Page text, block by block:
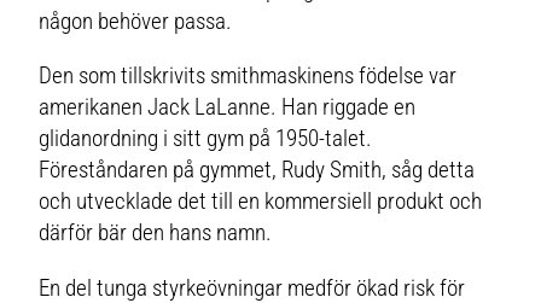
någon behöver passa.
Den som tillskrivits smithmaskinens födelse var
amerikanen Jack LaLanne. Han riggade en
glidanordning i sitt gym på 1950-talet.
Föreståndaren på gymmet, Rudy Smith, såg detta
och utvecklade det till en kommersiell produkt och
därför bär den hans namn.
En del tunga styrkeövningar medför ökad risk för